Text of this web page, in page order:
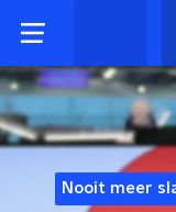
Nooit meer